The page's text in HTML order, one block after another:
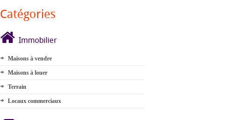
Catégories
Immobilier
Maisons à vendre
Maisons à louer
Terrain
Locaux commerciaux